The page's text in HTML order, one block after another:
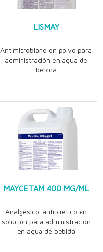
LISMAY
Antimicrobiano en polvo para
administración en agua de
bebida
MAYCETAM 400 MG/ML
Analgésico-antipirético en
solución para administración
en agua de bebida